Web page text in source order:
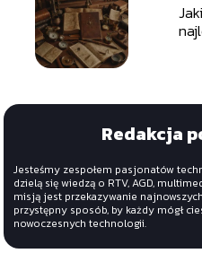
Redakcja
Jesteśmy zespołem pasjonatów
dzielą się wiedzą o RTV, AGD,
misją jest przekazywanie
przystępny sposób, by każdy mógł
nowoczesnych technologii.